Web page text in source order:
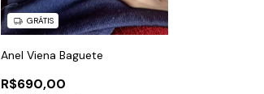
GRÁTIS
Anel Viena Baguete
R$690,00